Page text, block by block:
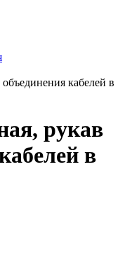
кабелей в
рукав
в